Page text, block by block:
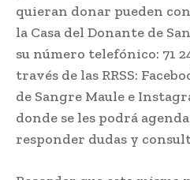
quieran donar pueden
la Casa del Donante de
su número telefónico: 71
través de las RRSS:
de Sangre Maule e
donde se les podrá
responder dudas y